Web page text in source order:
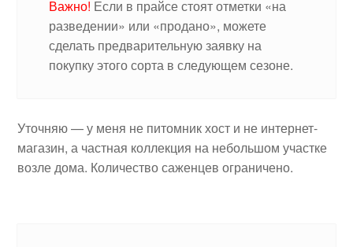
Важно! Если в прайсе стоят отметки «на
разведении» или «продано», можете
сделать предварительную заявку на
покупку этого сорта в следующем сезоне.
Уточняю — у меня не питомник хост и не интернет-
магазин, а частная коллекция на небольшом участке
возле дома. Количество саженцев ограничено.